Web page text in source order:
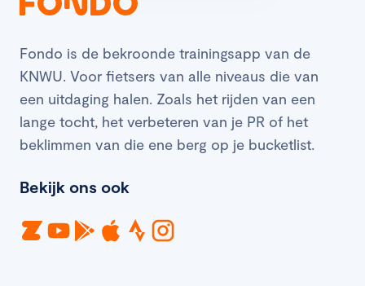
Fondo is de bekroonde trainingsapp van de
KNWU. Voor fietsers van alle niveaus die van
een uitdaging halen. Zoals het rijden van een
lange tocht, het verbeteren van je PR of het
beklimmen van die ene berg op je bucketlist.
Bekijk ons ook